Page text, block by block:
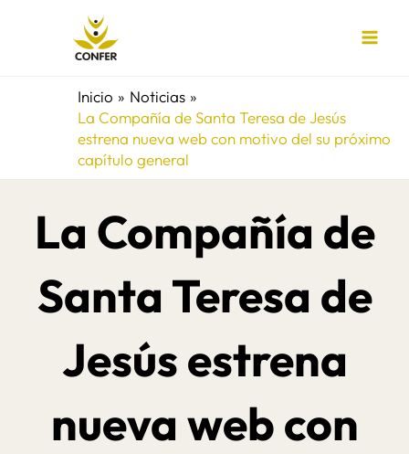
Inicio
Noticias
La Compañía de Santa Teresa de Jesús
estrena nueva web con motivo del su próximo
capítulo general
La Compañía de
Santa Teresa de
Jesús estrena
nueva web con